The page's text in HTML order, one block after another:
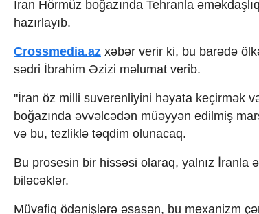
Telekommunikasiya və nəqliyyat
COP29
Crossmedia.az - 1 yaş
Siyasət
Ekologiya
Zəfər - 5
Gənclər və İdman
Hadisə
Sağlamlıq
Mənəvi dəyərlər
İran Hörmüz boğazında Tehranla
hazırlayıb.
Crossmedia.az xəbər verir ki, bu barədə
sədri İbrahim Əzizi məlumat verib.
"İran öz milli suverenliyini həyata keçirmək
boğazında əvvəlcədən müəyyən edilmiş
və bu, tezliklə təqdim olunacaq.
Bu prosesin bir hissəsi olaraq, yalnız İranla
biləcəklər.
Müvafiq ödənişlərə əsasən, bu mexanizm